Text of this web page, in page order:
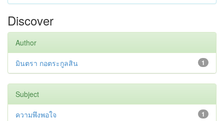
Discover
Author
1
มินตรา กอตระกูลสิน
Subject
1
ความพึงพอใจ